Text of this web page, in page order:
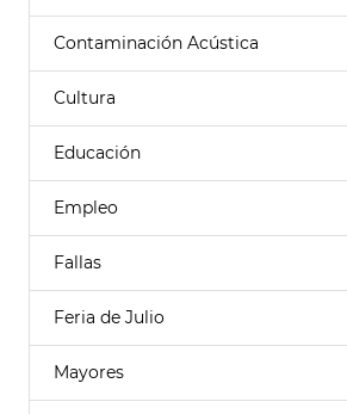
Contaminación Acústica
Cultura
Educación
Empleo
Fallas
Feria de Julio
Mayores